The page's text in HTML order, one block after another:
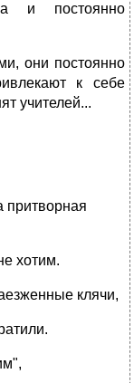
и постоянно
они постоянно
к себе
учителей...
притворная
хотим.
клячи,